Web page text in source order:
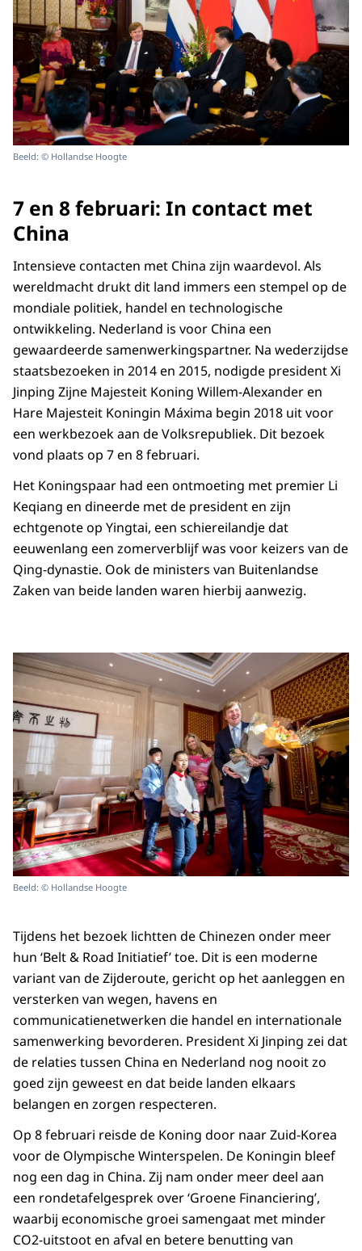
Beeld: © Hollandse Hoogte
7 en 8 februari: In contact met
China
Intensieve contacten met China zijn waardevol. Als
wereldmacht drukt dit land immers een stempel op de
mondiale politiek, handel en technologische
ontwikkeling. Nederland is voor China een
gewaardeerde samenwerkingspartner. Na wederzijdse
staatsbezoeken in 2014 en 2015, nodigde president Xi
Jinping Zijne Majesteit Koning Willem-Alexander en
Hare Majesteit Koningin Máxima begin 2018 uit voor
een werkbezoek aan de Volksrepubliek. Dit bezoek
vond plaats op 7 en 8 februari.
Het Koningspaar had een ontmoeting met premier Li
Keqiang en dineerde met de president en zijn
echtgenote op Yingtai, een schiereilandje dat
eeuwenlang een zomerverblijf was voor keizers van de
Qing-dynastie. Ook de ministers van Buitenlandse
Zaken van beide landen waren hierbij aanwezig.
Beeld: © Hollandse Hoogte
Tijdens het bezoek lichtten de Chinezen onder meer
hun ‘Belt & Road Initiatief’ toe. Dit is een moderne
variant van de Zijderoute, gericht op het aanleggen en
versterken van wegen, havens en
communicatienetwerken die handel en internationale
samenwerking bevorderen. President Xi Jinping zei dat
de relaties tussen China en Nederland nog nooit zo
goed zijn geweest en dat beide landen elkaars
belangen en zorgen respecteren.
Op 8 februari reisde de Koning door naar Zuid-Korea
voor de Olympische Winterspelen. De Koningin bleef
nog een dag in China. Zij nam onder meer deel aan
een rondetafelgesprek over ‘Groene Financiering’,
waarbij economische groei samengaat met minder
CO2-uitstoot en afval en betere benutting van